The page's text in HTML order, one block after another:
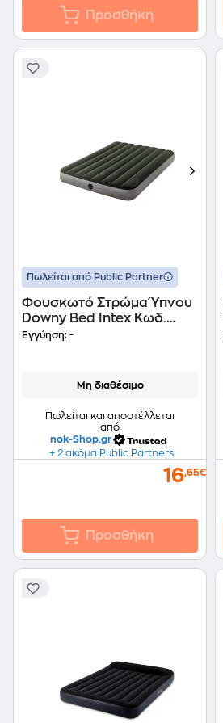
Προσθήκη
Πωλείται από Public Partner
Φουσκωτό Στρώμα Ύπνου
Downy Bed Intex Κωδ.
64762
Εγγύηση: -
Μη διαθέσιμο
Πωλείται και αποστέλλεται
από
nok-Shop.gr
+ 2 ακόμα Public Partners
16,65€
Προσθήκη